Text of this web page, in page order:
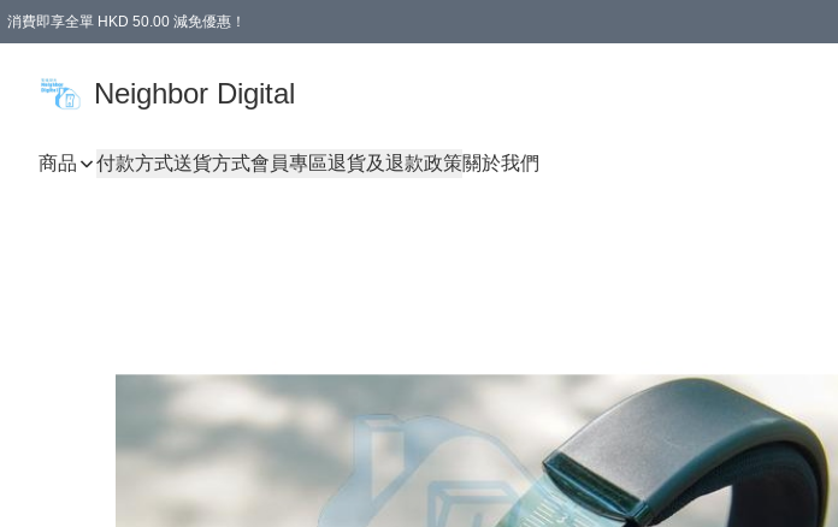
消費即享全單 HKD 50.00 減免優惠！
Neighbor Digital
商品 付款方式送貨方式會員專區退貨及退款政策關於我們